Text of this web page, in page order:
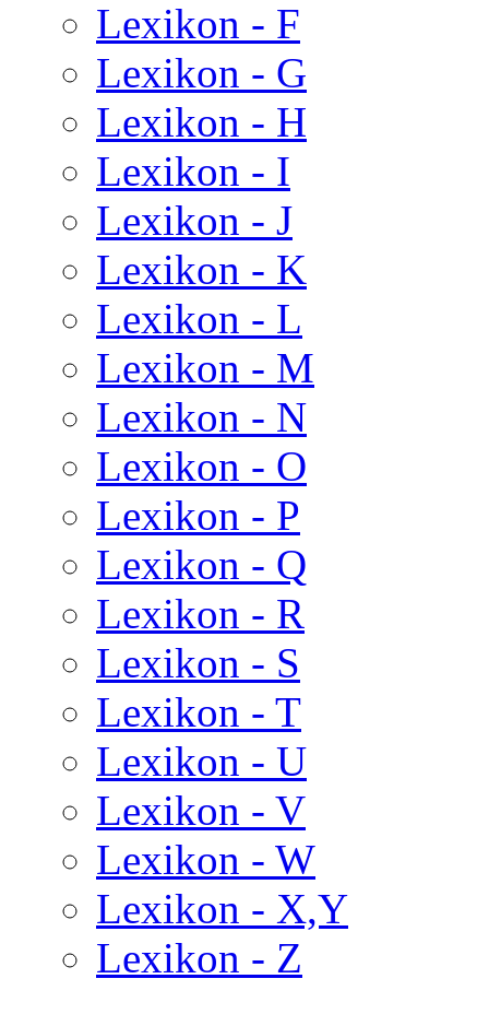
Lexikon - F
Lexikon - G
Lexikon - H
Lexikon - I
Lexikon - J
Lexikon - K
Lexikon - L
Lexikon - M
Lexikon - N
Lexikon - O
Lexikon - P
Lexikon - Q
Lexikon - R
Lexikon - S
Lexikon - T
Lexikon - U
Lexikon - V
Lexikon - W
Lexikon - X,Y
Lexikon - Z